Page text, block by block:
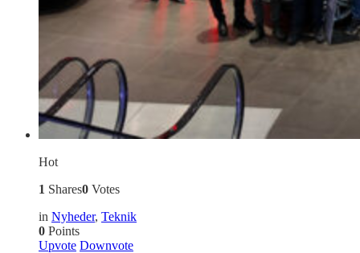
Hot
1 Shares0 Votes
in Nyheder, Teknik
0 Points
Upvote Downvote